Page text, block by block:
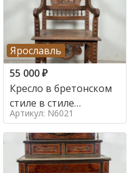
Ярославль
55 000₽
Кресло в бретонском
стиле в стиле
Артикул: N6021